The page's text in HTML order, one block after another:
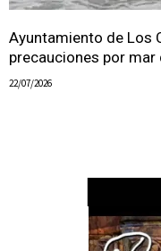
Ayuntamiento de Los
precauciones por mar
22/07/2026